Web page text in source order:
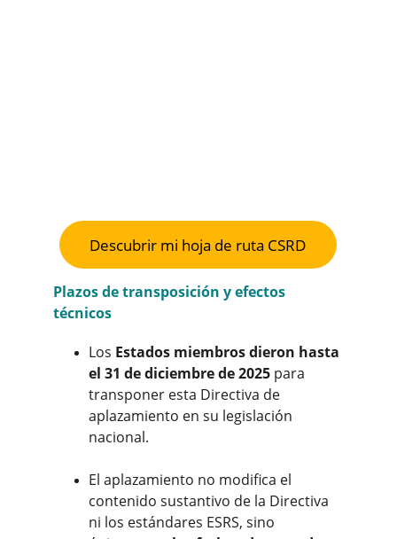
Plazos de transposición y efectos
técnicos
Los Estados miembros dieron hasta
el 31 de diciembre de 2025 para
transponer esta Directiva de
aplazamiento en su legislación
nacional.
El aplazamiento no modifica el
contenido sustantivo de la Directiva
ni los estándares ESRS, sino
Descubrir mi hoja de ruta CSRD